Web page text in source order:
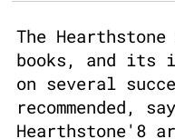
The Hearthstone
books, and its
on several
recommended,
Hearthstone'8